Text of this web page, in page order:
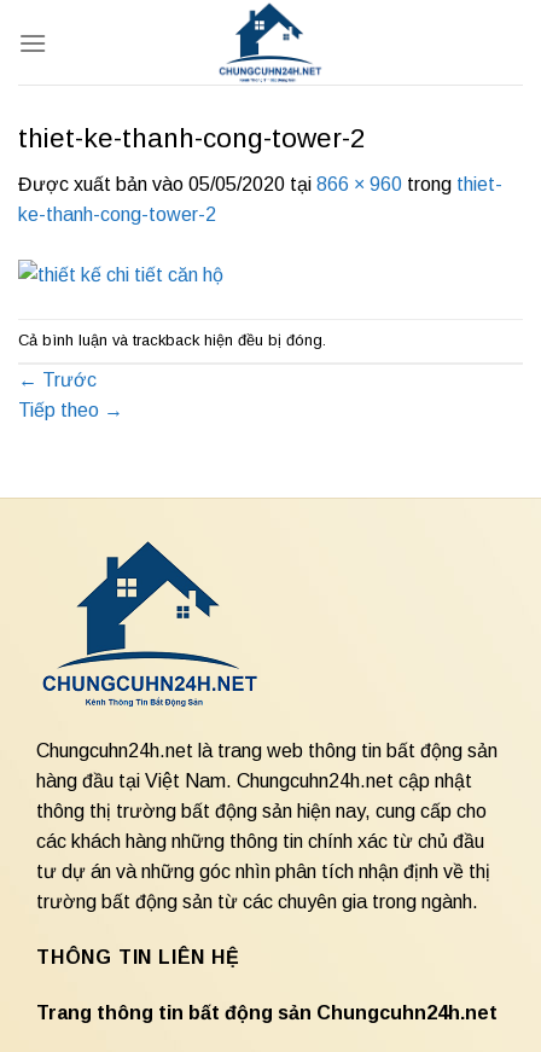
qua
thiet-ke-thanh-cong-tower-2
Được xuất bản vào 05/05/2020 tại 866 × 960 trong thiet-
ke-thanh-cong-tower-2
Cả bình luận và trackback hiện đều bị đóng.
← Trước
Tiếp theo →
Chungcuhn24h.net là trang web thông tin bất động sản
hàng đầu tại Việt Nam. Chungcuhn24h.net cập nhật
thông thị trường bất động sản hiện nay, cung cấp cho
các khách hàng những thông tin chính xác từ chủ đầu
tư dự án và những góc nhìn phân tích nhận định về thị
trường bất động sản từ các chuyên gia trong ngành.
THÔNG TIN LIÊN HỆ
Trang thông tin bất động sản Chungcuhn24h.net